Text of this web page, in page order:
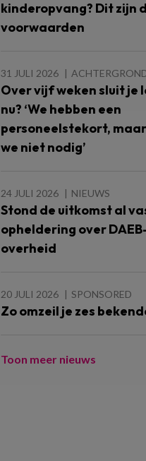
kinderopvang? Dit zijn
voorwaarden
31 JULI 2026
Over vijf weken sluit je
nu? ‘We hebben een
personeelstekort,
we niet nodig’
24 JULI 2026 NIEUWS
Stond de uitkomst al
opheldering over
overheid
20 JULI 2026 SPONSORED
Zo omzeil je zes
Toon meer nieuws